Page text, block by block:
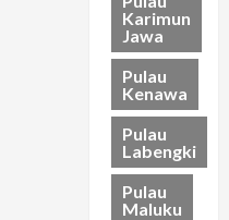
Karimun
Jawa
Pulau
Kenawa
Pulau
Labengki
Pulau
Maluku